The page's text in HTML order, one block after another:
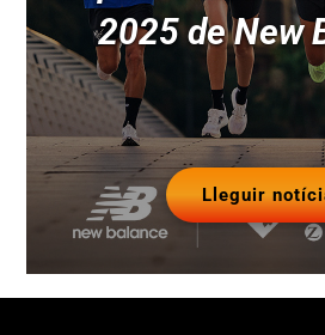
2025 de New
Lleguir